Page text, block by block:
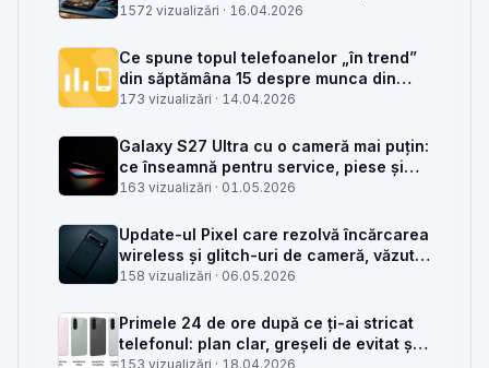
placa de bază sau din rețea
1572 vizualizări · 16.04.2026
Ce spune topul telefoanelor „în trend”
din săptămâna 15 despre munca din
service GSM
173 vizualizări · 14.04.2026
Galaxy S27 Ultra cu o cameră mai puțin:
ce înseamnă pentru service, piese și
client
163 vizualizări · 01.05.2026
Update-ul Pixel care rezolvă încărcarea
wireless și glitch-uri de cameră, văzut
din service
158 vizualizări · 06.05.2026
Primele 24 de ore după ce ți-ai stricat
telefonul: plan clar, greșeli de evitat și
când mai merită reparat
153 vizualizări · 18.04.2026